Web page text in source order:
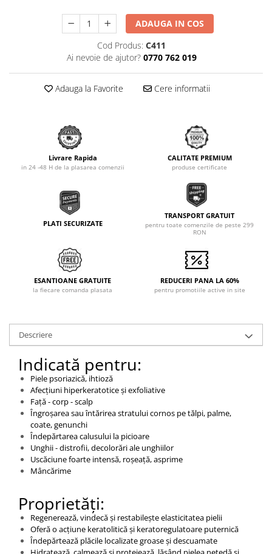
ADAUGA IN COS
Cod Produs: C411
Ai nevoie de ajutor? 0770 762 019
Adauga la Favorite Cere informatii
Livrare Rapida
in 24 -48 H de la plasarea comenzii
CALITATE PREMIUM
produse certificate
PLATI SECURIZATE
TRANSPORT GRATUIT
pentru toate comenzile de peste 299
RON
ESANTIOANE GRATUITE
la fiecare comanda plasata
REDUCERI PANA LA 60%
pentru promotiile active in site
Descriere
Indicată pentru:
Piele psoriazică, ihtioză
Afecțiuni hiperkeratotice și exfoliative
Față - corp - scalp
Îngroșarea sau întărirea stratului cornos pe tălpi, palme,
coate, genunchi
Îndepărtarea calusului la picioare
Unghii - distrofii, decolorări ale unghiilor
Uscăciune foarte intensă, roșeață, asprime
Mâncărime
Proprietăți:
Regenerează, vindecă și restabilește elasticitatea pielii
Oferă o acțiune keratolitică și keratoregulatoare puternică
Îndepărtează plăcile localizate groase și descuamate